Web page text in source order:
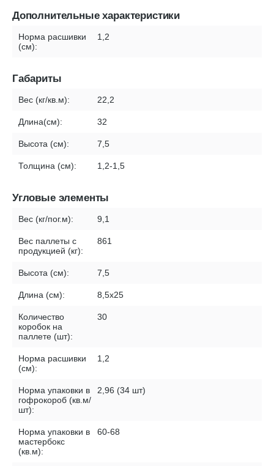
Дополнительные характеристики
Норма расшивки
(см):
1,2
Габариты
Вес (кг/кв.м): 22,2
Длина(см): 32
Высота (см): 7,5
Толщина (см): 1,2-1,5
Угловые элементы
Вес (кг/пог.м): 9,1
Вес паллеты с
продукцией (кг):
861
Высота (см): 7,5
Длина (см): 8,5х25
Количество
коробок на
паллете (шт):
30
Норма расшивки
(см):
1,2
Норма упаковки в
гофрокороб (кв.м/
шт):
2,96 (34 шт)
Норма упаковки в
мастербокс
(кв.м):
60-68